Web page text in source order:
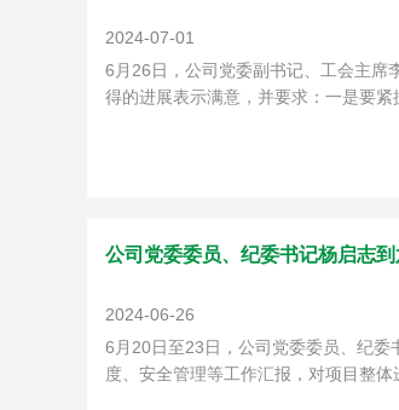
2024-07-01
6月26日，公司党委副书记、工会主席
得的进展表示满意，并要求：一是要
公司党委委员、纪委书记杨启志
2024-06-26
6月20日至23日，公司党委委员、纪
度、安全管理等工作汇报，对项目整